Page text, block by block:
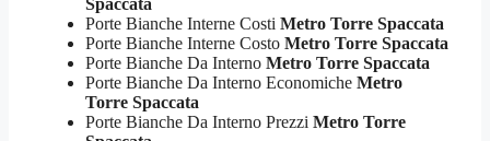
Porte Bianche Interne Costi Metro Torre Spaccata
Porte Bianche Interne Costo Metro Torre Spaccata
Porte Bianche Da Interno Metro Torre Spaccata
Porte Bianche Da Interno Economiche Metro
Torre Spaccata
Porte Bianche Da Interno Prezzi Metro Torre